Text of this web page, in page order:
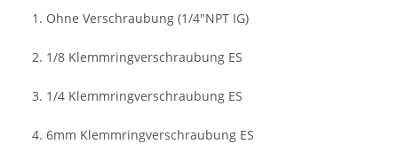
1. Ohne Verschraubung (1/4"NPT IG)
2. 1/8 Klemmringverschraubung ES
3. 1/4 Klemmringverschraubung ES
4. 6mm Klemmringverschraubung ES